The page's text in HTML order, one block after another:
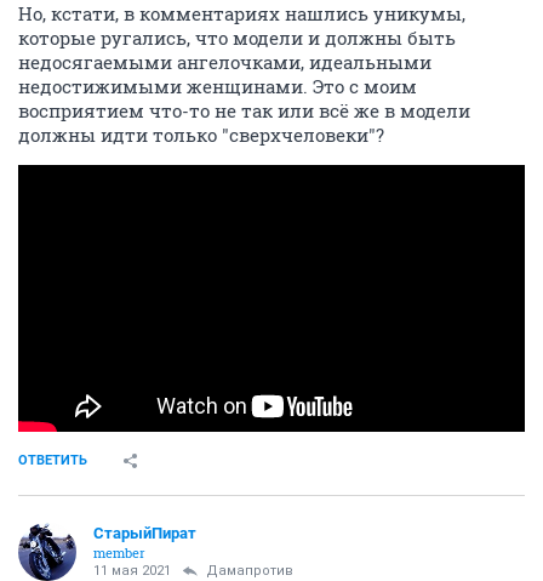
Но, кстати, в комментариях нашлись уникумы,
которые ругались, что модели и должны быть
недосягаемыми ангелочками, идеальными
недостижимыми женщинами. Это с моим
восприятием что-то не так или всё же в модели
должны идти только "сверхчеловеки"?
ОТВЕТИТЬ
СтарыйПират
member
11 мая 2021 Дамапротив